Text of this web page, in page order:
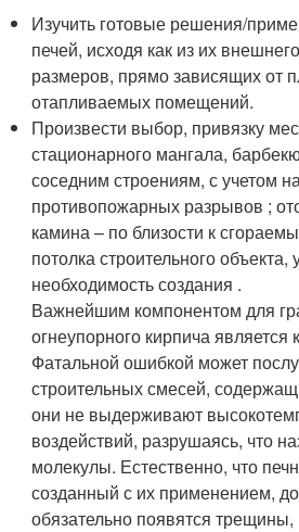
Изучить готовые решения/
печей, исходя как из их
размеров, прямо зависящих от
отапливаемых помещений.
Произвести выбор, привязку
стационарного мангала,
соседним строениям, с учетом
противопожарных разрывов ;
камина – по близости к
потолка строительного объекта,
необходимость создания .
Важнейшим компонентом для
огнеупорного кирпича является
Фатальной ошибкой может
строительных смесей,
они не выдерживают
воздействий, разрушаясь, что
молекулы. Естественно, что
созданный с их применением,
обязательно появятся